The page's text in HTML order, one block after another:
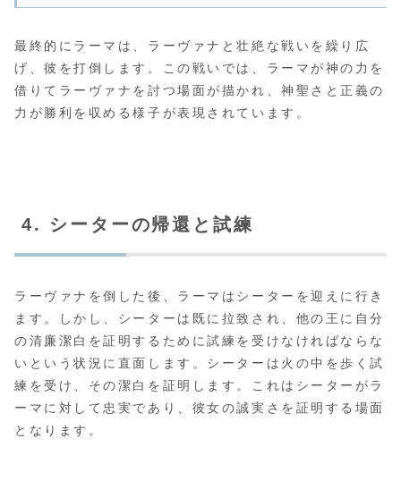
最終的にラーマは、ラーヴァナと壮絶な戦いを繰り広
げ、彼を打倒します。この戦いでは、ラーマが神の力を
借りてラーヴァナを討つ場面が描かれ、神聖さと正義の
力が勝利を収める様子が表現されています。
4. シーターの帰還と試練
ラーヴァナを倒した後、ラーマはシーターを迎えに行き
ます。しかし、シーターは既に拉致され、他の王に自分
の清廉潔白を証明するために試練を受けなければならな
いという状況に直面します。シーターは火の中を歩く試
練を受け、その潔白を証明します。これはシーターがラ
ーマに対して忠実であり、彼女の誠実さを証明する場面
となります。